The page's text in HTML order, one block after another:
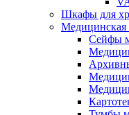
Шкафы для
Медицинская
Сейфы